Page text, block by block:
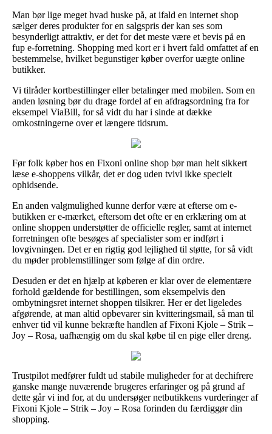
Man bør lige meget hvad huske på, at ifald en internet shop
sælger deres produkter for en salgspris der kan ses som
besynderligt attraktiv, er det for det meste være et bevis på en
fup e-forretning. Shopping med kort er i hvert fald omfattet af en
bestemmelse, hvilket begunstiger køber overfor uægte online
butikker.
Vi tilråder kortbestillinger eller betalinger med mobilen. Som en
anden løsning bør du drage fordel af en afdragsordning fra for
eksempel ViaBill, for så vidt du har i sinde at dække
omkostningerne over et længere tidsrum.
Før folk køber hos en Fixoni online shop bør man helt sikkert
læse e-shoppens vilkår, det er dog uden tvivl ikke specielt
ophidsende.
En anden valgmulighed kunne derfor være at efterse om e-
butikken er e-mærket, eftersom det ofte er en erklæring om at
online shoppen understøtter de officielle regler, samt at internet
forretningen ofte besøges af specialister som er indført i
lovgivningen. Det er en rigtig god lejlighed til støtte, for så vidt
du møder problemstillinger som følge af din ordre.
Desuden er det en hjælp at køberen er klar over de elementære
forhold gældende for bestillingen, som eksempelvis den
ombytningsret internet shoppen tilsikrer. Her er det ligeledes
afgørende, at man altid opbevarer sin kvitteringsmail, så man til
enhver tid vil kunne bekræfte handlen af Fixoni Kjole – Strik –
Joy – Rosa, uafhængig om du skal købe til en pige eller dreng.
Trustpilot medfører fuldt ud stabile muligheder for at dechifrere
ganske mange nuværende brugeres erfaringer og på grund af
dette går vi ind for, at du undersøger netbutikkens vurderinger af
Fixoni Kjole – Strik – Joy – Rosa forinden du færdiggør din
shopping.